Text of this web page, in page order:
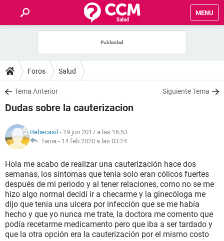
MENU
FOROS
SALUD
NUTRICIÓN
BIENESTAR
SEXUALIDAD
GLOSARIO
Foros Salud
Tema Anterior Siguiente Tema
Dudas sobre la cauterizacion
Rebecasil - 19 jun 2017 a las 16:53
Tania - 14 feb 2020 a las 03:24
Hola me acabo de realizar una cauterización hace dos
semanas, los síntomas que tenia solo eran cólicos fuertes
después de mi periodo y al tener relaciones, como no se me
hizo algo normal decidí ir a checarme y la ginecóloga me
dijo que tenia una ulcera por infección que se me había
hecho y que yo nunca me trate, la doctora me comento que
podía recetarme medicamento pero que iba a ser tardado y
que la otra opción era la cauterización por el mismo costo